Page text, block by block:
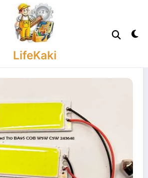
LifeKaki